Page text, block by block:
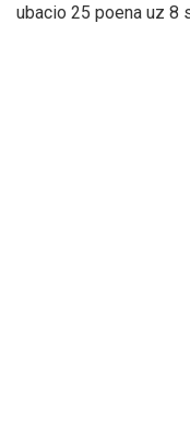
ubacio 25 poena uz 8